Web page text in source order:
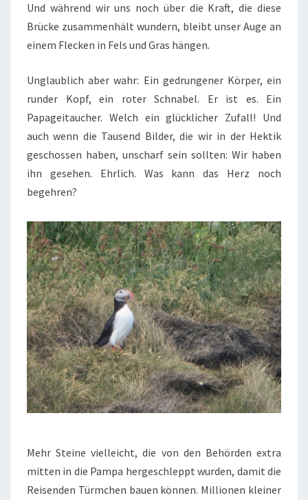
Und während wir uns noch über die Kraft, die diese
Brücke zusammenhält wundern, bleibt unser Auge an
einem Flecken in Fels und Gras hängen.
Unglaublich aber wahr: Ein gedrungener Körper, ein
runder Kopf, ein roter Schnabel. Er ist es. Ein
Papageitaucher. Welch ein glücklicher Zufall! Und
auch wenn die Tausend Bilder, die wir in der Hektik
geschossen haben, unscharf sein sollten: Wir haben
ihn gesehen. Ehrlich. Was kann das Herz noch
begehren?
Mehr Steine vielleicht, die von den Behörden extra
mitten in die Pampa hergeschleppt wurden, damit die
Reisenden Türmchen bauen können. Millionen kleiner